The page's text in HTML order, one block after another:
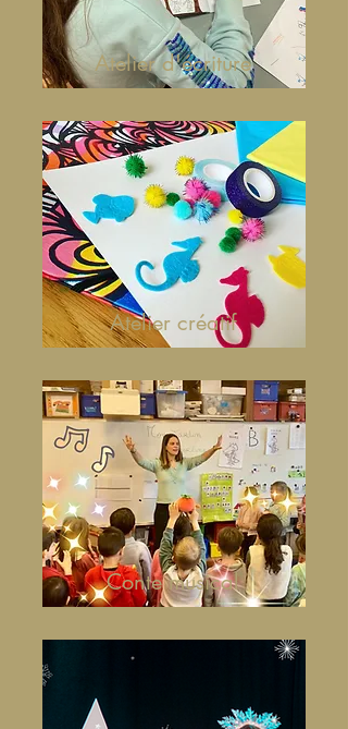
Atelier d'écriture
Atelier créatif
Conte musical